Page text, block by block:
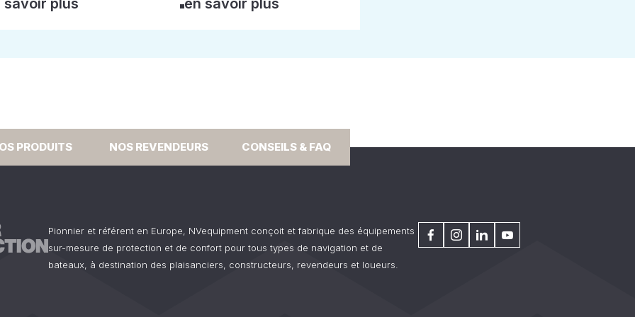
savoir plus en savoir plus
PRODUITS NOS REVENDEURS CONSEILS & FAQ
Pionnier et référent en Europe, NVequipment conçoit et fabrique des équipements
sur-mesure de protection et de confort pour tous types de navigation et de
bateaux, à destination des plaisanciers, constructeurs, revendeurs et loueurs.